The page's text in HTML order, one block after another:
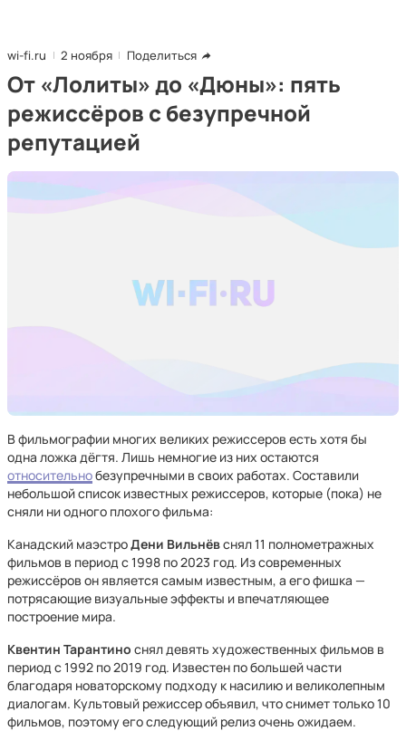
wi-fi.ru 2 ноября Поделиться
От «Лолиты» до «Дюны»: пять
режиссёров с безупречной
репутацией
В фильмографии многих великих режиссеров есть хотя бы
одна ложка дёгтя. Лишь немногие из них остаются
относительнобезупречными в своих работах. Составили
небольшой список известных режиссеров, которые (пока) не
сняли ни одного плохого фильма:
Канадский маэстроДени Вильнёвснял 11 полнометражных
фильмов в период с 1998 по 2023 год. Из современных
режиссёров он является самым известным, а его фишка —
потрясающие визуальные эффекты и впечатляющее
построение мира.
Квентин Тарантино снял девять художественных фильмов в
период с 1992 по 2019 год. Известен по большей части
благодаря новаторскому подходу к насилию и великолепным
диалогам. Культовый режиссер объявил, что снимет только 10
фильмов, поэтому его следующий релиз очень ожидаем.